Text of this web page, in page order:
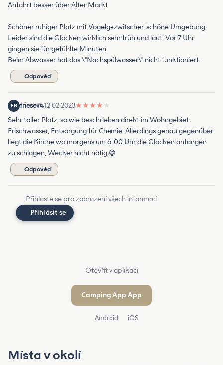
Anfahrt besser über Alter Markt
Schöner ruhiger Platz mit Vogelgezwitscher, schöne Umgebung.
Leider sind die Glocken wirklich sehr früh und laut. Vor 7 Uhr
gingen sie für gefühlte Minuten.
Beim Abwasser hat das \"Nachspülwasser\" nicht funktioniert.
Odpověď
FR friese 12.02.2023★ ★ ★ ★ ★
Sehr toller Platz, so wie beschrieben direkt im Wohngebiet.
Frischwasser, Entsorgung für Chemie. Allerdings genau gegenüber
liegt die Kirche wo morgens um 6. 00 Uhr die Glocken anfangen
zu schlagen, Wecker nicht nötig 😁
Odpověď
Přihlaste se pro zobrazení všech informací
Přihlásit se
Otevřít v aplikaci
Camping App App
Android iOS
Místa v okolí